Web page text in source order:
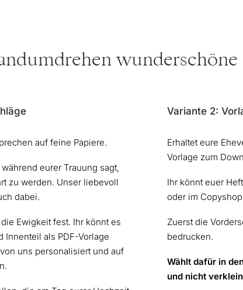
wunderschöne
auf feine Papiere.
eurer Trauung sagt,
zu werden. Unser liebevoll
dabei.
Ewigkeit fest. Ihr könnt es
als PDF-Vorlage
uns personalisiert und auf
Variante 2:
Erhaltet eure
Vorlage zum
Ihr könnt euer
oder im
Zuerst die
bedrucken.
Wählt dafür in
und nicht